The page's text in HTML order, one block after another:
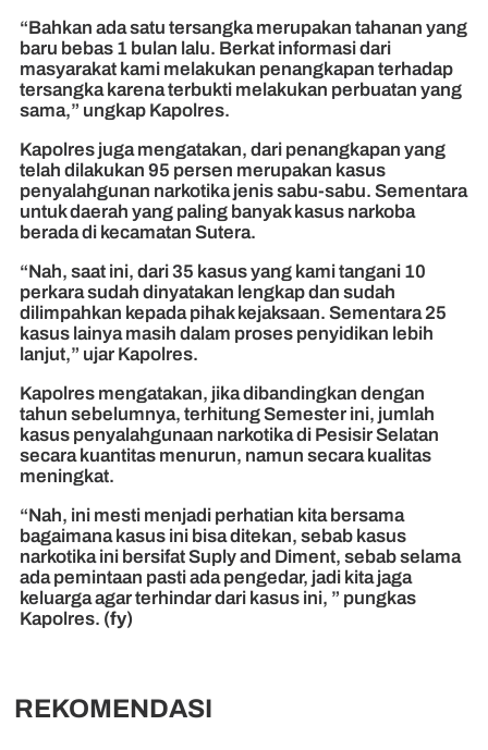
“Bahkan ada satu tersangka merupakan tahanan yang
baru bebas 1 bulan lalu. Berkat informasi dari
masyarakat kami melakukan penangkapan terhadap
tersangka karena terbukti melakukan perbuatan yang
sama,” ungkap Kapolres.
Kapolres juga mengatakan, dari penangkapan yang
telah dilakukan 95 persen merupakan kasus
penyalahgunan narkotika jenis sabu-sabu. Sementara
untuk daerah yang paling banyak kasus narkoba
berada di kecamatan Sutera.
“Nah, saat ini, dari 35 kasus yang kami tangani 10
perkara sudah dinyatakan lengkap dan sudah
dilimpahkan kepada pihak kejaksaan. Sementara 25
kasus lainya masih dalam proses penyidikan lebih
lanjut,” ujar Kapolres.
Kapolres mengatakan, jika dibandingkan dengan
tahun sebelumnya, terhitung Semester ini, jumlah
kasus penyalahgunaan narkotika di Pesisir Selatan
secara kuantitas menurun, namun secara kualitas
meningkat.
“Nah, ini mesti menjadi perhatian kita bersama
bagaimana kasus ini bisa ditekan, sebab kasus
narkotika ini bersifat Suply and Diment, sebab selama
ada pemintaan pasti ada pengedar, jadi kita jaga
keluarga agar terhindar dari kasus ini, ” pungkas
Kapolres. (fy)
REKOMENDASI